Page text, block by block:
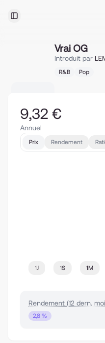
Toggle Sidebar
Vrai OG
Introduit par
R&B Pop
9,32 €
Annuel
Prix Rendement
1J 1S 1M
Rendement (12 dern.
2,8 %